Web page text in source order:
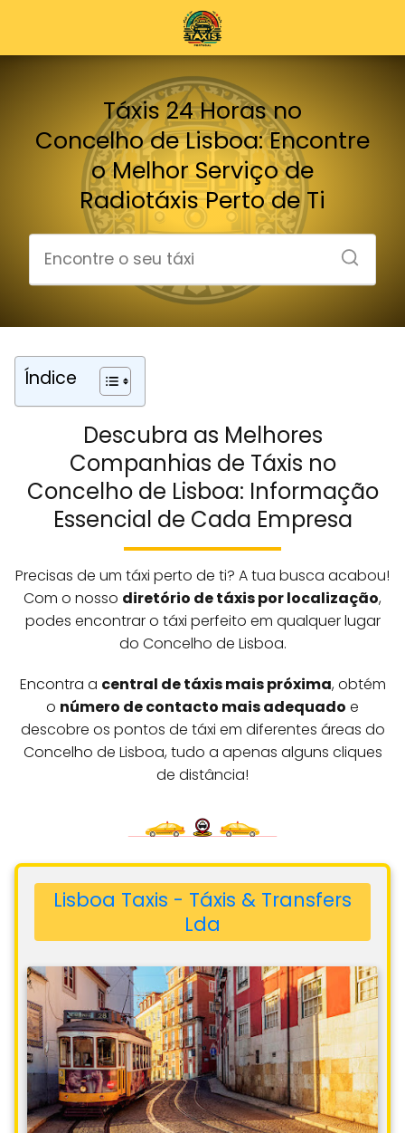
Táxis 24 Horas no
Concelho de Lisboa: Encontre
o Melhor Serviço de
Radiotáxis Perto de Ti
Índice
Descubra as Melhores
Companhias de Táxis no
Concelho de Lisboa: Informação
Essencial de Cada Empresa
Precisas de um táxi perto de ti? A tua busca acabou!
Com o nosso diretório de táxis por localização,
podes encontrar o táxi perfeito em qualquer lugar
do Concelho de Lisboa.
Encontra a central de táxis mais próxima, obtém
o número de contacto mais adequado e
descobre os pontos de táxi em diferentes áreas do
Concelho de Lisboa, tudo a apenas alguns cliques
de distância!
Lisboa Taxis - Táxis & Transfers
Lda